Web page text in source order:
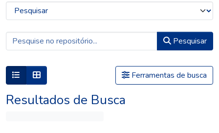
Pesquisar
Ferramentas de busca
Resultados de Busca